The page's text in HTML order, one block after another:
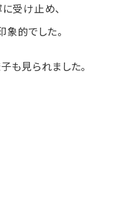
受け止め、
象的でした。
も見られました。